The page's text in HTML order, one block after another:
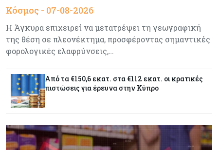
Γιατί το Bitcoin διχάζει αναλυτές και αγορά
Ελλάδα 07-08-2026
Καλπάζουν τα Airbnb στην Ελλάδα - Σχεδόν
sold out τα νησιά
Μέση Ανατολή
Κόσμος - 07-08-2026
Η Άγκυρα επιχειρεί να μετατρέψει τη γεωγραφική
της θέση σε πλεονέκτημα, προσφέροντας σημαντικές
φορολογικές ελαφρύνσεις,…
Από τα €150,6 εκατ. στα €112 εκατ. οι κρατικές
πιστώσεις για έρευνα στην Κύπρο